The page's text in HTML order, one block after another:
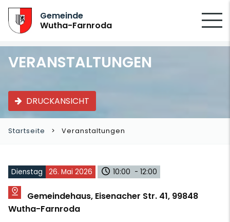
Gemeinde
Wutha-Farnroda
VERANSTALTUNGEN
DRUCKANSICHT
Startseite Veranstaltungen
Dienstag 26. Mai 2026 10:00 - 12:00
Gemeindehaus, Eisenacher Str. 41, 99848
Wutha-Farnroda